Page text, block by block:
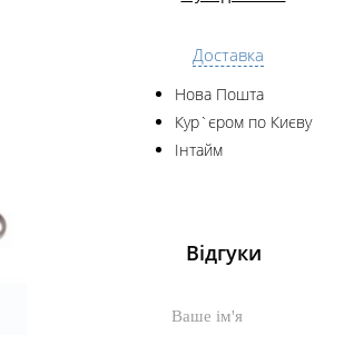
Доставка
Нова Пошта
Кур`єром по Києву
Інтайм
Відгуки